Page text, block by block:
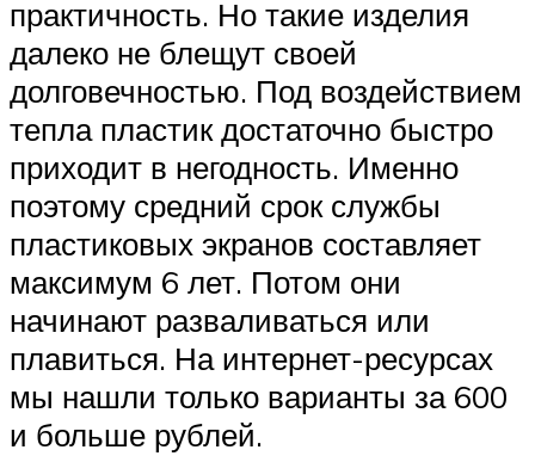
практичность. Но такие изделия
далеко не блещут своей
долговечностью. Под воздействием
тепла пластик достаточно быстро
приходит в негодность. Именно
поэтому средний срок службы
пластиковых экранов составляет
максимум 6 лет. Потом они
начинают разваливаться или
плавиться. На интернет-ресурсах
мы нашли только варианты за 600
и больше рублей.